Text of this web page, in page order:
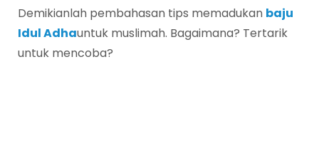
Demikianlah pembahasan tips memadukan baju
Idul Adhauntuk muslimah. Bagaimana? Tertarik
untuk mencoba?